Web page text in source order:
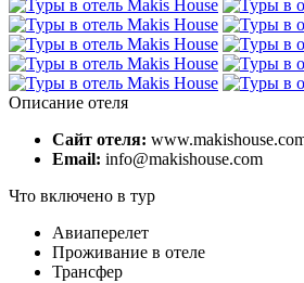
Описание отеля
Сайт отеля:
Email: info@makishouse.com
Что включено в тур
Авиаперелет
Проживание в отеле
Трансфер